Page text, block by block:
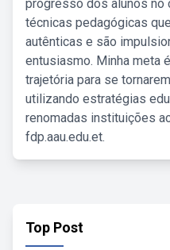
progresso dos alunos no
técnicas pedagógicas
autênticas e são
entusiasmo. Minha meta
trajetória para se
utilizando estratégias
renomadas instituições
fdp.aau.edu.et.
Top Post